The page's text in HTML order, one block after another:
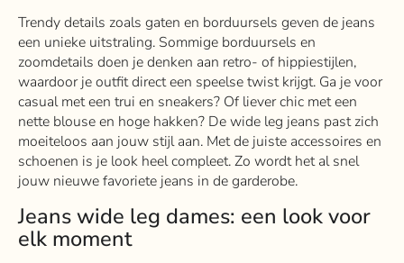
Trendy details zoals gaten en borduursels geven de jeans
een unieke uitstraling. Sommige borduursels en
zoomdetails doen je denken aan retro- of hippiestijlen,
waardoor je outfit direct een speelse twist krijgt. Ga je voor
casual met een trui en sneakers? Of liever chic met een
nette blouse en hoge hakken? De wide leg jeans past zich
moeiteloos aan jouw stijl aan. Met de juiste accessoires en
schoenen is je look heel compleet. Zo wordt het al snel
jouw nieuwe favoriete jeans in de garderobe.
Jeans wide leg dames: een look voor
elk moment